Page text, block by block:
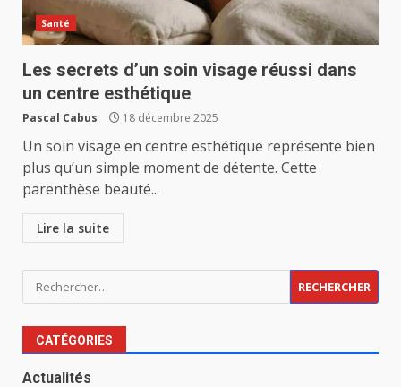
Santé
Les secrets d’un soin visage réussi dans
un centre esthétique
Pascal Cabus 18 décembre 2025
Un soin visage en centre esthétique représente bien
plus qu’un simple moment de détente. Cette
parenthèse beauté...
Lire la suite
Rechercher :
CATÉGORIES
Actualités